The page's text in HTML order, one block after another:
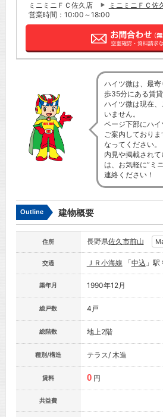
ミニミニＦＣ佐久店
ミニミニＦＣ佐
営業時間：10:00～18:00
ハイツ微は、最
歩35分にある賃貸
ハイツ微は現在
いません。
ページ下部にハ
ご案内しており
なってください。
内見や掲載され
は、お気軽に”ミ
連絡ください！
Outline 建物概要
住所 長野県佐久市前山
交通 ＪＲ小海線 「中込 」駅
築年月 1990年12月
総戸数 4戸
総階数 地上2階
種別/構造 テラス/ 木造
賃料 0 円
共益費